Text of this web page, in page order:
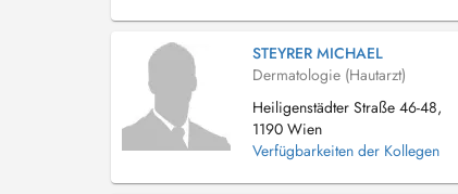
STEYRER MICHAEL
Dermatologie (Hautarzt)
Heiligenstädter Straße 46-48,
1190 Wien
Verfügbarkeiten der Kollegen